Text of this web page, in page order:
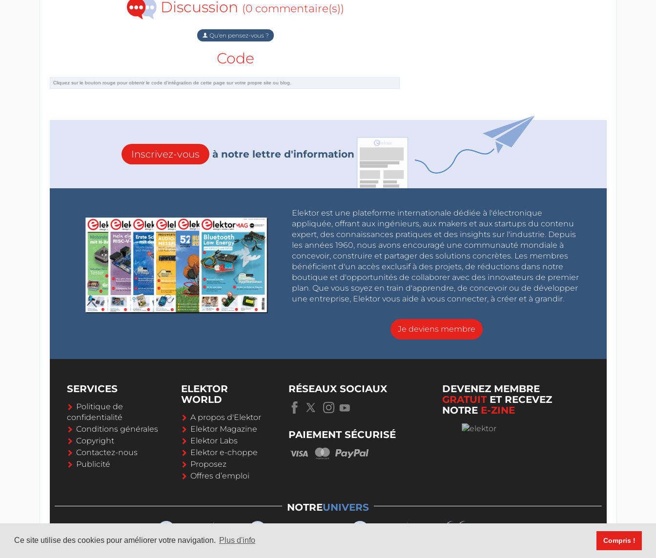
Ce site utilise des cookies pour améliorer votre navigation. Plus d'info Compris !
Discussion (0 commentaire(s))
Qu'en pensez-vous ?
Code
Inscrivez-vous à notre lettre d'information
Elektor est une plateforme internationale dédiée à l'électronique
appliquée, offrant aux ingénieurs, aux makers et aux startups du contenu
expert, des connaissances pratiques et des insights sur l'industrie. Depuis
les années 1960, nous avons encouragé une communauté mondiale à
concevoir, construire et partager des solutions concrètes. Les membres
bénéficient d'un accès exclusif à des projets, de réductions dans notre
boutique et d'opportunités de collaborer avec des innovateurs de premier
plan. Que vous soyez en train d'apprendre, de concevoir ou de développer
une entreprise, Elektor vous aide à vous connecter, à créer et à grandir.
Je deviens membre
SERVICES
Politique de
confidentialité
Conditions générales
Copyright
Contactez-nous
Publicité
ELEKTOR
WORLD
A propos d'Elektor
Elektor Magazine
Elektor Labs
Elektor e-choppe
Proposez
Offres d’emploi
RÉSEAUX SOCIAUX
PAIEMENT SÉCURISÉ
DEVENEZ MEMBRE
GRATUITET RECEVEZ
NOTRE E-ZINE
NOTREUNIVERS